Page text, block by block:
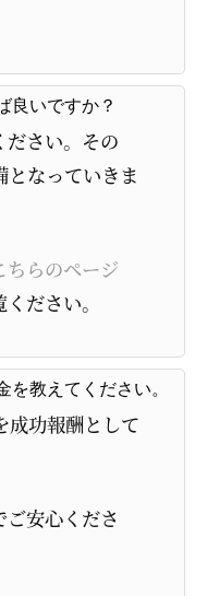
良いですか？
ださい。その
なっていきま
ちらのページ
ださい。
教えてください。
成功報酬として
安心くださ